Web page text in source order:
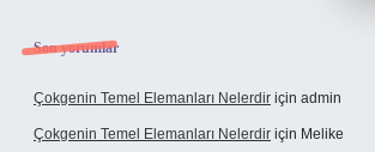
Son yorumlar
Çokgenin Temel Elemanları Nelerdir için admin
Çokgenin Temel Elemanları Nelerdir için Melike